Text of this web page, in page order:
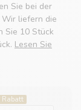
Sie bei der
liefern die
Sie 10 Stück
Lesen Sie
Rabatt